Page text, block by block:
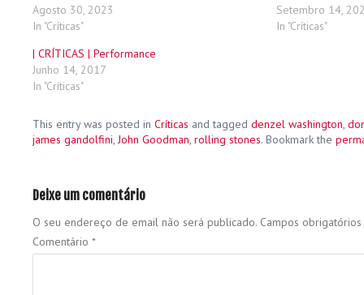
Agosto 30, 2023
In "Críticas"
Setembro 14,
In "Críticas"
| CRÍTICAS | Performance
Junho 14, 2017
In "Críticas"
This entry was posted in Críticas and tagged denzel washington,
james gandolfini,John Goodman, rolling stones. Bookmark the
Deixe um comentário
O seu endereço de email não será publicado. Campos
Comentário *